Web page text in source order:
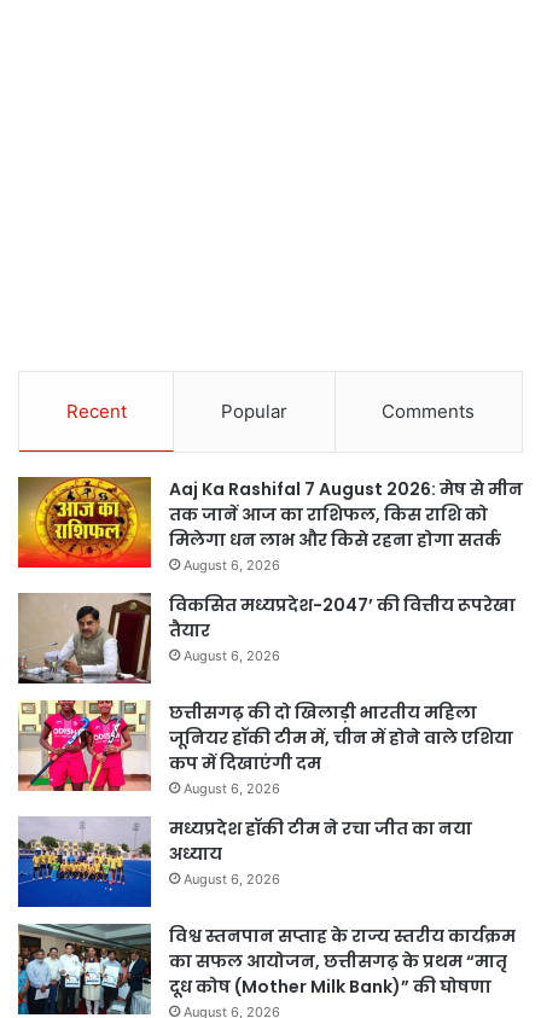
Recent Popular Comments
Aaj Ka Rashifal 7 August 2026: मेष से मीन
तक जानें आज का राशिफल, किस राशि को
मिलेगा धन लाभ और किसे रहना होगा सतर्क
August 6, 2026
विकसित मध्यप्रदेश-2047’ की वित्तीय रूपरेखा
तैयार
August 6, 2026
छत्तीसगढ़ की दो खिलाड़ी भारतीय महिला
जूनियर हॉकी टीम में, चीन में होने वाले एशिया
कप में दिखाएंगी दम
August 6, 2026
मध्यप्रदेश हॉकी टीम ने रचा जीत का नया
अध्याय
August 6, 2026
विश्व स्तनपान सप्ताह के राज्य स्तरीय कार्यक्रम
का सफल आयोजन, छत्तीसगढ़ के प्रथम “मातृ
दूध कोष (Mother Milk Bank)” की घोषणा
August 6, 2026